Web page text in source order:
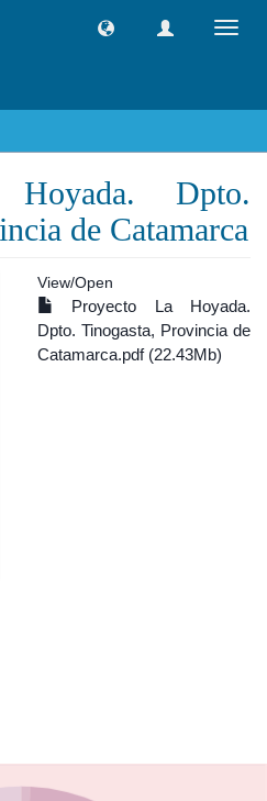
Dpto.
de Catamarca
View/Open
Proyecto La Hoyada.
Dpto. Tinogasta, Provincia de
Catamarca.pdf (22.43Mb)